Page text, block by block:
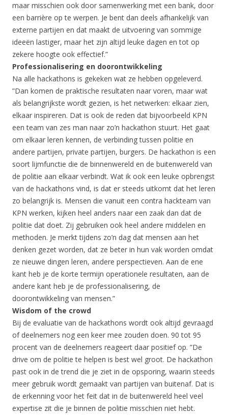
maar misschien ook door samenwerking met een bank, door
een barrière op te werpen. Je bent dan deels afhankelijk van
externe partijen en dat maakt de uitvoering van sommige
ideeën lastiger, maar het zijn altijd leuke dagen en tot op
zekere hoogte ook effectief.”
Professionalisering en doorontwikkeling
Na alle hackathons is gekeken wat ze hebben opgeleverd.
”Dan komen de praktische resultaten naar voren, maar wat
als belangrijkste wordt gezien, is het netwerken: elkaar zien,
elkaar inspireren. Dat is ook de reden dat bijvoorbeeld KPN
een team van zes man naar zo’n hackathon stuurt. Het gaat
om elkaar leren kennen, de verbinding tussen politie en
andere partijen, private partijen, burgers. De hackathon is een
soort lijmfunctie die de binnenwereld en de buitenwereld van
de politie aan elkaar verbindt. Wat ik ook een leuke opbrengst
van de hackathons vind, is dat er steeds uitkomt dat het leren
zo belangrijk is. Mensen die vanuit een contra hackteam van
KPN werken, kijken heel anders naar een zaak dan dat de
politie dat doet. Zij gebruiken ook heel andere middelen en
methoden. Je merkt tijdens zo’n dag dat mensen aan het
denken gezet worden, dat ze beter in hun vak worden omdat
ze nieuwe dingen leren, andere perspectieven. Aan de ene
kant heb je de korte termijn operationele resultaten, aan de
andere kant heb je de professionalisering, de
doorontwikkeling van mensen.”
Wisdom of the crowd
Bij de evaluatie van de hackathons wordt ook altijd gevraagd
of deelnemers nog een keer mee zouden doen. 90 tot 95
procent van de deelnemers reageert daar positief op. ”De
drive om de politie te helpen is best wel groot. De hackathon
past ook in de trend die je ziet in de opsporing, waarin steeds
meer gebruik wordt gemaakt van partijen van buitenaf. Dat is
de erkenning voor het feit dat in de buitenwereld heel veel
expertise zit die je binnen de politie misschien niet hebt.